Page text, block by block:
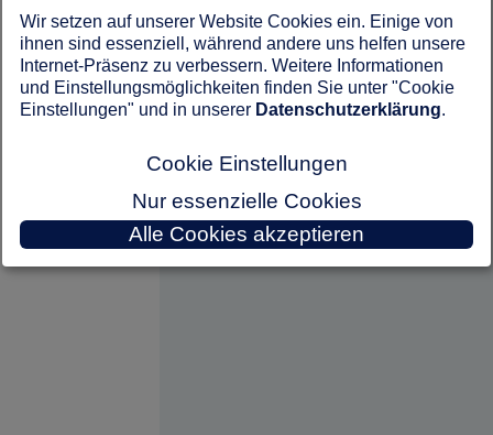
Wir setzen auf unserer Website Cookies ein. Einige von
ihnen sind essenziell, während andere uns helfen unsere
Internet-Präsenz zu verbessern. Weitere Informationen
und Einstellungsmöglichkeiten finden Sie unter "Cookie
Einstellungen" und in unserer Datenschutzerklärung.
Cookie Einstellungen
Nur essenzielle Cookies
Alle Cookies akzeptieren